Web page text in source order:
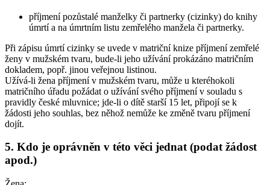
příjmení pozůstalé manželky či partnerky (cizinky) do knihy
úmrtí a na úmrtním listu zemřelého manžela či partnerky.
Při zápisu úmrtí cizinky se uvede v matriční knize příjmení zemřelé
ženy v mužském tvaru, bude-li jeho užívání prokázáno matričním
dokladem, popř. jinou veřejnou listinou.
Užívá-li žena příjmení v mužském tvaru, může u kteréhokoli
matričního úřadu požádat o užívání svého příjmení v souladu s
pravidly české mluvnice; jde-li o dítě starší 15 let, připojí se k
žádosti jeho souhlas, bez něhož nemůže ke změně tvaru příjmení
dojít.
5. Kdo je oprávněn v této věci jednat (podat žádost
apod.)